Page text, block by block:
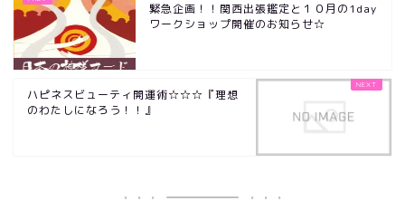
緊急企画！！関西出張鑑定と１０月の1day
ワークショップ開催のお知らせ☆
ハピネスビューティ開運術☆☆☆『理想
のわたしになろう！！』